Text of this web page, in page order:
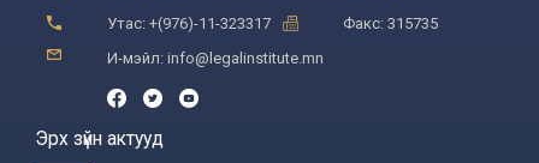
Утас: +(976)-11-323317
Факс: 315735
И-мэйл: info@legalinstitute.mn
Эрх зүйн актууд